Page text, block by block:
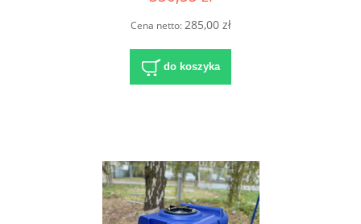
Cena netto: 285,00 zł
do koszyka